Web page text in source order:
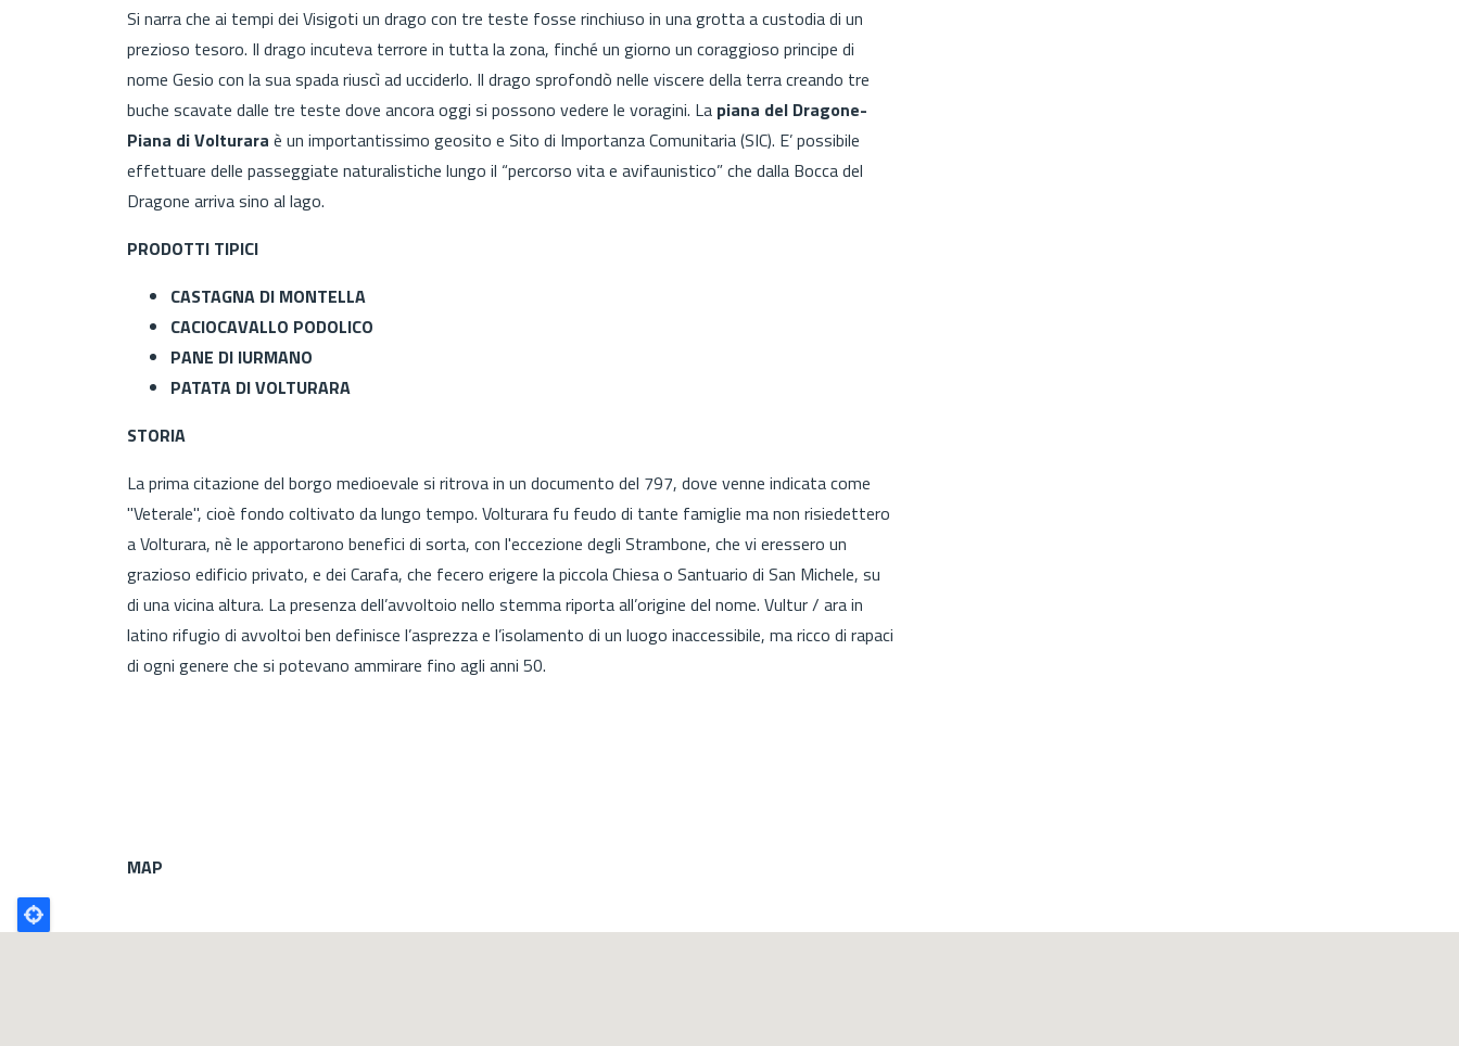
Si narra che ai tempi dei Visigoti un drago con tre teste fosse rinchiuso in una grotta a custodia di un
prezioso tesoro. Il drago incuteva terrore in tutta la zona, finché un giorno un coraggioso principe di
nome Gesio con la sua spada riuscì ad ucciderlo. Il drago sprofondò nelle viscere della terra creando tre
buche scavate dalle tre teste dove ancora oggi si possono vedere le voragini. La piana del Dragone-
Piana di Volturara è un importantissimo geosito e Sito di Importanza Comunitaria (SIC). E’ possibile
effettuare delle passeggiate naturalistiche lungo il “percorso vita e avifaunistico” che dalla Bocca del
Dragone arriva sino al lago.
PRODOTTI TIPICI
CASTAGNA DI MONTELLA
CACIOCAVALLO PODOLICO
PANE DI IURMANO
PATATA DI VOLTURARA
STORIA
La prima citazione del borgo medioevale si ritrova in un documento del 797, dove venne indicata come
"Veterale", cioè fondo coltivato da lungo tempo. Volturara fu feudo di tante famiglie ma non risiedettero
a Volturara, nè le apportarono benefici di sorta, con l'eccezione degli Strambone, che vi eressero un
grazioso edificio privato, e dei Carafa, che fecero erigere la piccola Chiesa o Santuario di San Michele, su
di una vicina altura. La presenza dell’avvoltoio nello stemma riporta all’origine del nome. Vultur / ara in
latino rifugio di avvoltoi ben definisce l’asprezza e l’isolamento di un luogo inaccessibile, ma ricco di rapaci
di ogni genere che si potevano ammirare fino agli anni 50.
MAP
Poligono
GEO